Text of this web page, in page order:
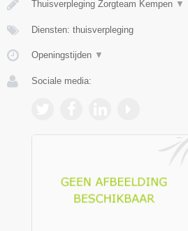
Thuisverpleging Zorgteam Kempen ▼
Diensten: thuisverpleging
Openingstijden ▼
Sociale media: